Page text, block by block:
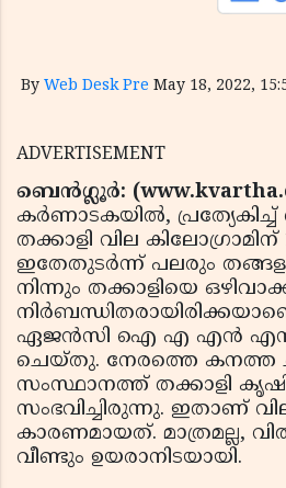
By Web Desk Pre May 18, 2022,
ADVERTISEMENT
ബെന്‍ഗ്ലൂര്‍:
കര്‍ണാടകയില്‍,
തക്കാളി വില
ഇതേതുടര്‍ന്ന് പലരും
നിന്നും തക്കാളിയെ
ഏജന്‍സി ഐ എ എന്‍ എസ്
ചെയ്തു. നേരത്തെ കനത്ത
സംസ്ഥാനത്ത് തക്കാളി
സംഭവിച്ചിരുന്നു. ഇതാണ്
കാരണമായത്. മാത്രമല്ല,
വീണ്ടും ഉയരാനിടയായി.